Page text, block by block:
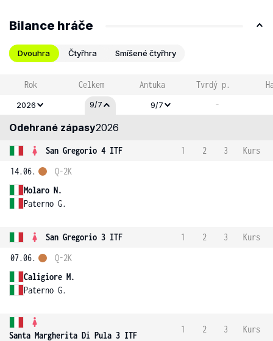
Bilance hráče
Dvouhra Čtyřhra Smíšené čtyřhry
Rok Celkem Antuka Tvrdý p.
2026 9/7 9/7 -
Odehrané zápasy2026
San Gregorio 4 ITF 1 2 3
Kurs
14.06.
Molaro N.
Paterno G.
Q-2K
San Gregorio 3 ITF 1 2 3
Kurs
07.06.
Caligiore M.
Paterno G.
Q-2K
Santa Margherita Di Pula 3 ITF
1 2 3 Kurs